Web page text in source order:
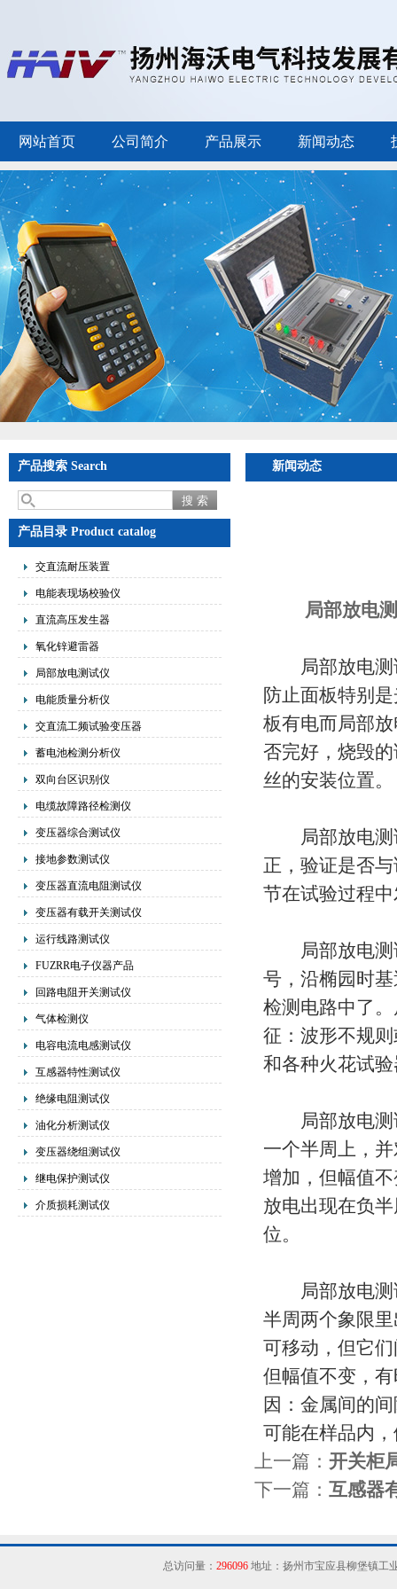
网站首页 公司简介 产品展示 新闻动态
产品搜索 Search
产品目录 Product catalog
交直流耐压装置
电能表现场校验仪
直流高压发生器
氧化锌避雷器
局部放电测试仪
电能质量分析仪
交直流工频试验变压器
蓄电池检测分析仪
双向台区识别仪
电缆故障路径检测仪
变压器综合测试仪
接地参数测试仪
变压器直流电阻测试仪
变压器有载开关测试仪
运行线路测试仪
FUZRR电子仪器产品
回路电阻开关测试仪
气体检测仪
电容电流电感测试仪
互感器特性测试仪
绝缘电阻测试仪
油化分析测试仪
变压器绕组测试仪
继电保护测试仪
介质损耗测试仪
新闻动态
局部放电
局部放电测
防止面板特别
板有电而局部
否完好，烧毁
丝的安装位置。
局部放电测
正，验证是否
节在试验过程
局部放电测
号，沿椭园时
检测电路中了
征：波形不规
和各种火花试
局部放电测
一个半周上，
增加，但幅值
放电出现在负
位。
局部放电测
半周两个象限
可移动，但它
但幅值不变，
因：金属间的
可能在样品内
上一篇： 开关柜
下一篇： 互感器
总访问量： 296096 地址：扬州市宝应县柳堡镇工